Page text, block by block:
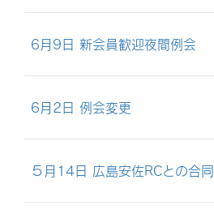
6月9日 新会員歓迎夜間例会
6月2日 例会変更
５月14日 広島安佐RCとの合